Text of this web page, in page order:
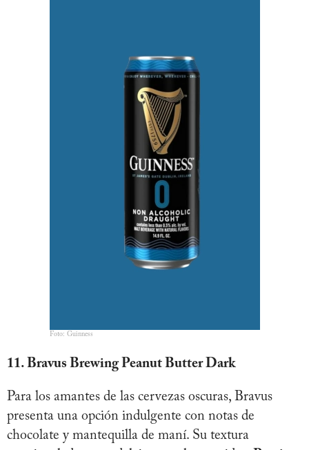
Foto: Guinness
11. Bravus Brewing Peanut Butter Dark
Para los amantes de las cervezas oscuras, Bravus
presenta una opción indulgente con notas de
chocolate y mantequilla de maní. Su textura